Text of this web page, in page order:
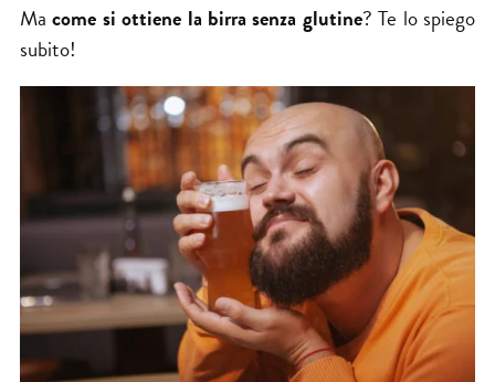
Macome si ottiene la birra senza glutine? Te lo spiego
subito!